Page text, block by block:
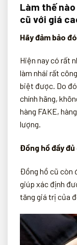
Làm thế
cũ với giá
Hãy đảm bảo
Hiện nay có rất
làm nhái rất
biệt được. Do
chính hãng,
hàng FAKE,
lượng.
Đồng hồ đầy
Đồng hồ cũ còn
giúp xác định
tăng giá trị của